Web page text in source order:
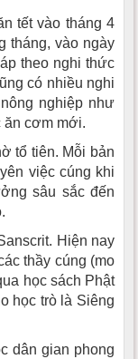
tết vào tháng 4
tháng, vào ngày
theo nghi thức
có nhiều nghi
nghiệp như
ăn cơm mới.
tổ tiên. Mỗi bản
việc cúng khi
sâu sắc đến
Hiện nay
thầy cúng (mo
học sách Phật
học trò là Siêng
dân gian phong